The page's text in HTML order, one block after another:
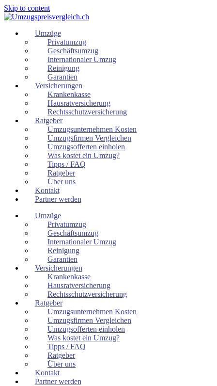
Skip to content
Umzüge
Privatumzug
Geschäftsumzug
Internationaler Umzug
Reinigung
Garantien
Versicherungen
Krankenkasse
Hausratversicherung
Rechtsschutzversicherung
Ratgeber
Umzugsunternehmen Kosten
Umzugsfirmen Vergleichen
Umzugsofferten einholen
Was kostet ein Umzug?
Tipps / FAQ
Ratgeber
Über uns
Kontakt
Partner werden
Umzüge
Privatumzug
Geschäftsumzug
Internationaler Umzug
Reinigung
Garantien
Versicherungen
Krankenkasse
Hausratversicherung
Rechtsschutzversicherung
Ratgeber
Umzugsunternehmen Kosten
Umzugsfirmen Vergleichen
Umzugsofferten einholen
Was kostet ein Umzug?
Tipps / FAQ
Ratgeber
Über uns
Kontakt
Partner werden